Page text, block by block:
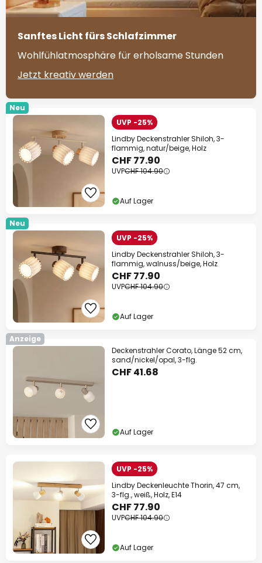
Sanftes Licht fürs Schlafzimmer
Wohlfühlatmosphäre für erholsame Stunden
Jetzt kreativ werden
Neu
UVP -25%
Lindby Deckenstrahler Shiloh, 3-
flammig, natur/beige, Holz
CHF 77.90
UVPCHF 104.90
Auf Lager
Neu
UVP -25%
Lindby Deckenstrahler Shiloh, 3-
flammig, walnuss/beige, Holz
CHF 77.90
UVPCHF 104.90
Auf Lager
Anzeige
Deckenstrahler Corato, Länge 52 cm,
sand/nickel/opal, 3-flg.
CHF 41.68
Auf Lager
UVP -25%
Lindby Deckenleuchte Thorin, 47 cm,
3-flg., weiß, Holz, E14
CHF 77.90
UVPCHF 104.90
Auf Lager